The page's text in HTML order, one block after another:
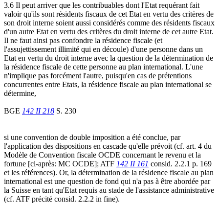
3.6 Il peut arriver que les contribuables dont l'Etat requérant fait
valoir qu'ils sont résidents fiscaux de cet Etat en vertu des critères de
son droit interne soient aussi considérés comme des résidents fiscaux
d'un autre Etat en vertu des critères du droit interne de cet autre Etat.
Il ne faut ainsi pas confondre la résidence fiscale (et
l'assujettissement illimité qui en découle) d'une personne dans un
Etat en vertu du droit interne avec la question de la détermination de
la résidence fiscale de cette personne au plan international. L'une
n'implique pas forcément l'autre, puisqu'en cas de prétentions
concurrentes entre Etats, la résidence fiscale au plan international se
détermine,
BGE 142 II 218 S. 230
si une convention de double imposition a été conclue, par
l'application des dispositions en cascade qu'elle prévoit (cf. art. 4 du
Modèle de Convention fiscale OCDE concernant le revenu et la
fortune [ci-après: MC OCDE]; ATF 142 II 161 consid. 2.2.1 p. 169
et les références). Or, la détermination de la résidence fiscale au plan
international est une question de fond qui n'a pas à être abordée par
la Suisse en tant qu'Etat requis au stade de l'assistance administrative
(cf. ATF précité consid. 2.2.2 in fine).